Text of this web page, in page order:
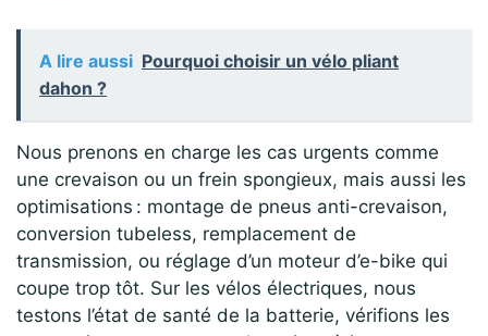
A lire aussi Pourquoi choisir un vélo pliant
dahon ?
Nous prenons en charge les cas urgents comme
une crevaison ou un frein spongieux, mais aussi les
optimisations : montage de pneus anti-crevaison,
conversion tubeless, remplacement de
transmission, ou réglage d’un moteur d’e-bike qui
coupe trop tôt. Sur les vélos électriques, nous
testons l’état de santé de la batterie, vérifions les